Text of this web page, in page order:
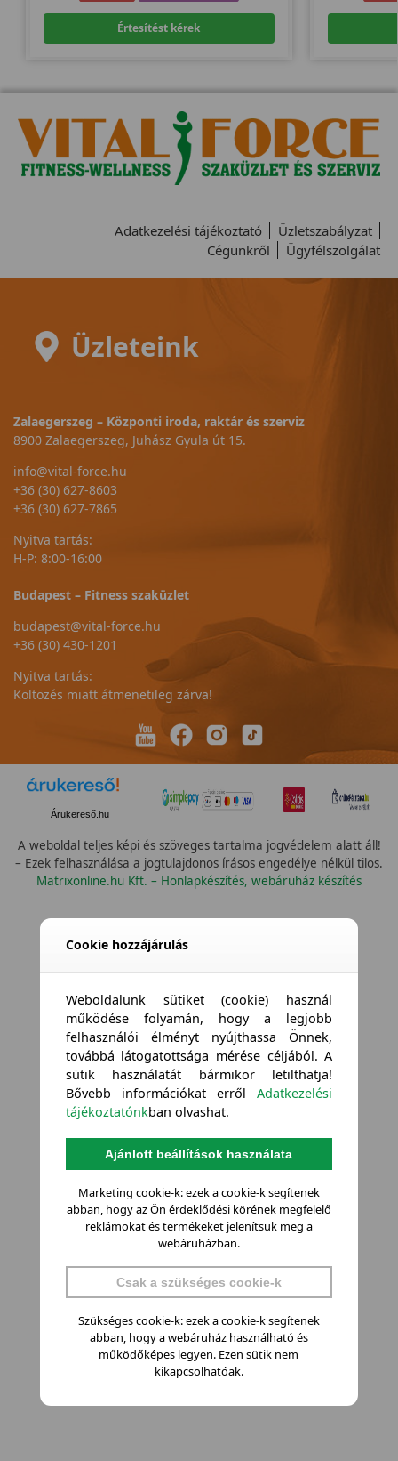
Értesítést kérek
Adatkezelési tájékoztató
Üzletszabályzat
Cégünkről
Ügyfélszolgálat
Üzleteink
Zalaegerszeg – Központi iroda, raktár és szerviz
8900 Zalaegerszeg, Juhász Gyula út 15.
info@vital-force.hu
+36 (30) 627-8603
+36 (30) 627-7865
Nyitva tartás:
H-P: 8:00-16:00
Budapest – Fitness szaküzlet
budapest@vital-force.hu
+36 (30) 430-1201
Nyitva tartás:
Költözés miatt átmenetileg zárva!
Árukereső.hu
A weboldal teljes képi és szöveges tartalma jogvédelem alatt áll!
– Ezek felhasználása a jogtulajdonos írásos engedélye nélkül tilos.
Matrixonline.hu Kft. – Honlapkészítés, webáruház készítés
Cookie hozzájárulás
Weboldalunk sütiket (cookie) használ
működése folyamán, hogy a legjobb
felhasználói élményt nyújthassa Önnek,
továbbá látogatottsága mérése céljából. A
sütik használatát bármikor letilthatja!
Bővebb információkat errőlAdatkezelési
tájékoztatónkban olvashat.
Ajánlott beállítások használata
Marketing cookie-k: ezek a cookie-k segítenek
abban, hogy az Ön érdeklődési körének megfelelő
reklámokat és termékeket jelenítsük meg a
webáruházban.
Csak a szükséges cookie-k
Szükséges cookie-k: ezek a cookie-k segítenek
abban, hogy a webáruház használható és
működőképes legyen. Ezen sütik nem
kikapcsolhatóak.